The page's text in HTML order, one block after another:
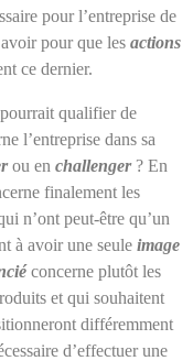
pour l’entreprise de
pour que les actions
ce dernier.
qualifier de
l’entreprise dans sa
ou en challenger ? En
finalement les
n’ont peut-être qu’un
à avoir une seule image
concerne plutôt les
et qui souhaitent
différemment
d’effectuer une